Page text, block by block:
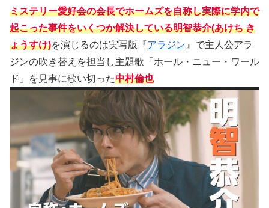
ミステリー愛好会の会長でホームズを自称し実際に学内で
起こった事件をいくつか解決している明智恭介(あけち き
ょうすけ)を演じるのは実写版『アラジン』で主人公アラ
ジンの吹き替えを担当し主題歌「ホール・ニュー・ワール
ド」を見事に歌い切った中村倫也